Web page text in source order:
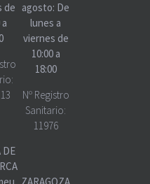
de
DE
agosto: De
lunes a
viernes de
10:00 a
18:00
Nº Registro
Sanitario:
11976